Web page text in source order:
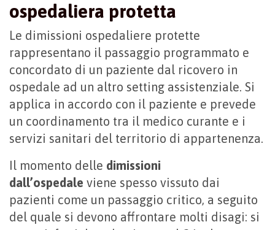
ospedaliera protetta
Le dimissioni ospedaliere protette
rappresentano il passaggio programmato e
concordato di un paziente dal ricovero in
ospedale ad un altro setting assistenziale. Si
applica in accordo con il paziente e prevede
un coordinamento tra il medico curante e i
servizi sanitari del territorio di appartenenza.
Il momento delle dimissioni
dall’ospedale viene spesso vissuto dai
pazienti come un passaggio critico, a seguito
del quale si devono affrontare molti disagi: si